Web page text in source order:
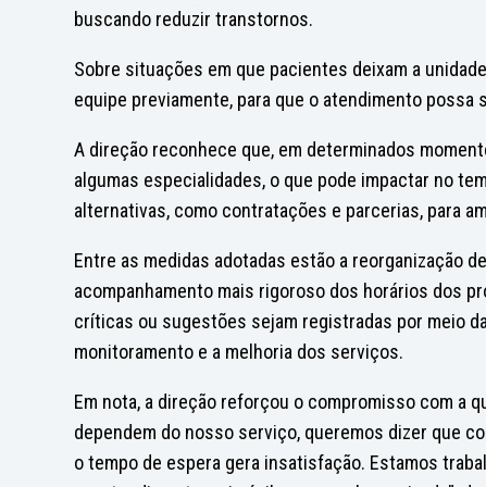
buscando reduzir transtornos.
Sobre situações em que pacientes deixam a
equipe previamente, para que o atendimento possa
A direção reconhece que, em determinados
algumas especialidades, o que pode impactar no
alternativas, como contratações e parcerias, para
Entre as medidas adotadas estão a reorganização
acompanhamento mais rigoroso dos horários dos
críticas ou sugestões sejam registradas por meio
monitoramento e a melhoria dos serviços.
Em nota, a direção reforçou o compromisso com a
dependem do nosso serviço, queremos dizer que
o tempo de espera gera insatisfação. Estamos